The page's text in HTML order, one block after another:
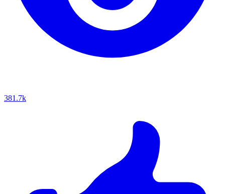
381.7k